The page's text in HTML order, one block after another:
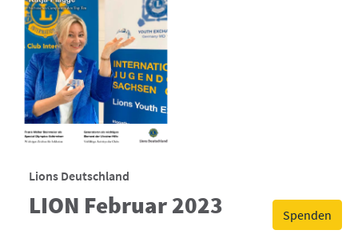
Spenden
Lions Deutschland
LION Februar 2023